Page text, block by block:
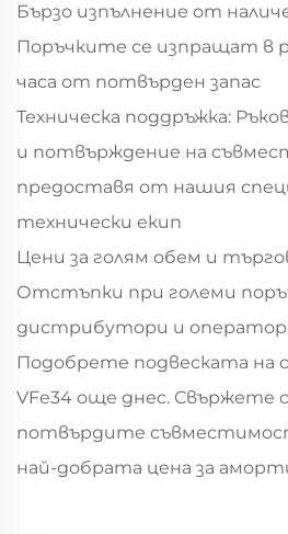
Бързо изпълнение от
Поръчките се изпращат в
часа от потвърден запас
Техническа поддръжка:
и потвърждение на
предоставя от нашия
технически екип
Цени за голям обем и
Отстъпки при големи
дистрибутори и
Подобрете подвеската на
VFe34 още днес. Свържете
потвърдите
най-добрата цена за